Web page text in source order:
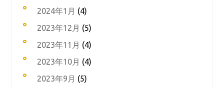
2024年1月 (4)
2023年12月 (5)
2023年11月 (4)
2023年10月 (4)
2023年9月 (5)